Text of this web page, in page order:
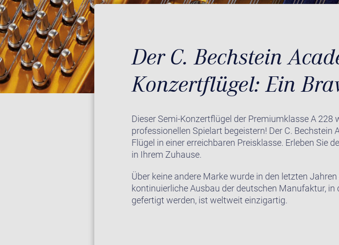
Der C. Bechstein
Konzertflügel: Ein
Dieser Semi-Konzertflügel der Premiumklasse A
professionellen Spielart begeistern! Der C.
Flügel in einer erreichbaren Preisklasse. Erleben Sie
in Ihrem Zuhause.
Über keine andere Marke wurde in den letzten
kontinuierliche Ausbau der deutschen Manufaktur,
gefertigt werden, ist weltweit einzigartig.